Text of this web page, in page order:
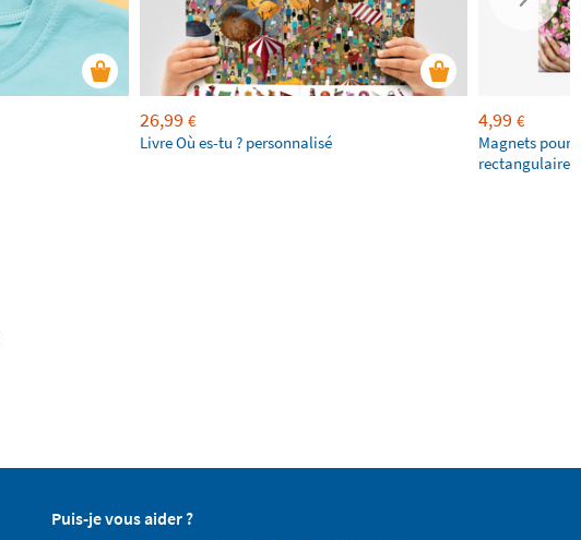
26,99 €
Livre Où es-tu ? personnalisé
4,99 €
Magnets pour
rectangulaires
Puis-je vous aider ?